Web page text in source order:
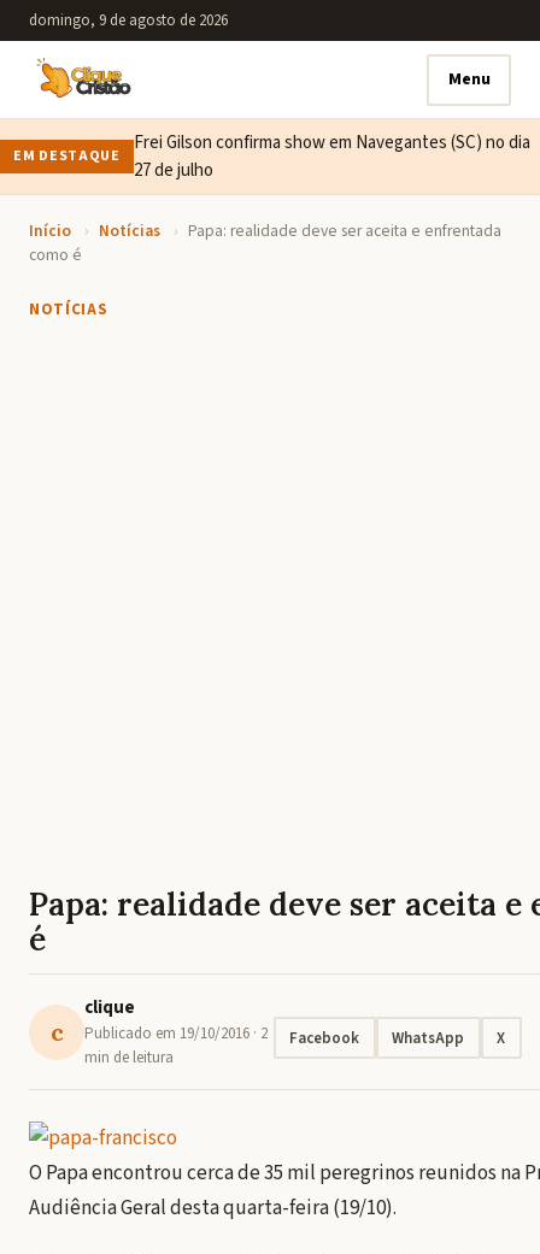
domingo, 9 de agosto de 2026
Menu
EM DESTAQUE
Frei Gilson confirma show em Navegantes (SC) no dia
27 de julho
Início › Notícias › Papa: realidade deve ser aceita e enfrentada
como é
NOTÍCIAS
Papa: realidade deve ser aceita e
é
c
clique
Publicado em 19/10/2016 · 2
min de leitura
Facebook WhatsApp X
O Papa encontrou cerca de 35 mil peregrinos reunidos na
Audiência Geral desta quarta-feira (19/10).